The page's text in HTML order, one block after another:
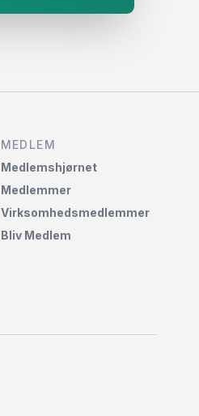
MEDLEM
Medlemshjørnet‌
Medlemmer
Virksomhedsmedlemmer
Bliv Medlem